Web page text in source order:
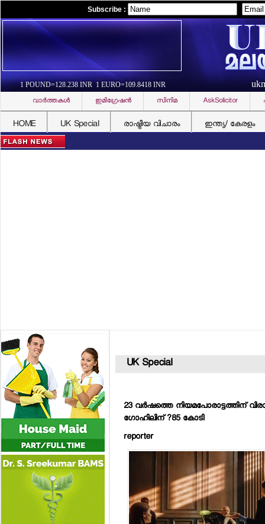
Subscribe :
1 POUND=128.238 INR 1 EURO=109.8418 INR
വാര്‍ത്തകള്‍ ഇമിഗ്രേഷന്‍ സിനിമ AskSolicitor
HOME UK Special രാഷ്ട്രീയ വിചാരം ഇന്ത്യ/ കേരളം
UK Special
23 വര്‍ഷത്തെ നിയമപോരാട്ടത്തിന്
ഗോഹിലിന് ?85 കോടി
reporter